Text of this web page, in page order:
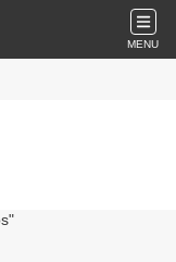
MENU